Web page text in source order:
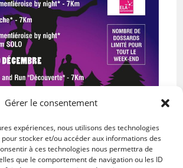
Gérer le consentement
expériences, nous utilisons des technologies
stocker et/ou accéder aux informations des
à ces technologies nous permettra de
que le comportement de navigation ou les ID